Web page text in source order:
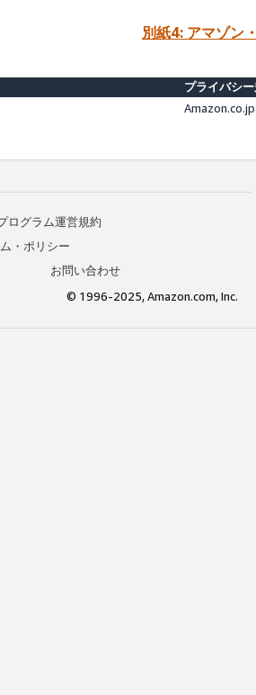
別紙4: アマゾン
プライバシ
ログラム運営規約
・ポリシー
お問い合わせ
© 1996-2025, Amazon.com, Inc.